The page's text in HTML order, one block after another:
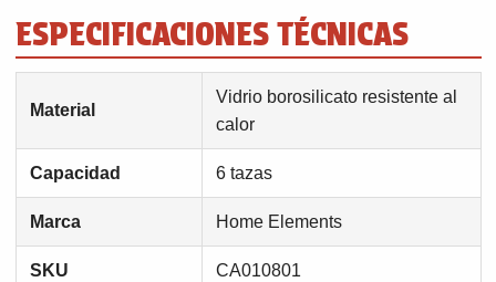
ESPECIFICACIONES TÉCNICAS
Material
Vidrio borosilicato resistente al
calor
Capacidad 6 tazas
Marca Home Elements
SKU CA010801